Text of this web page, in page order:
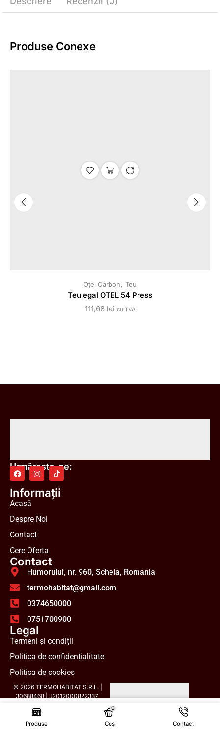
Produse Conexe
Oțel Carbon, Teu
Teu egal OTEL 54 Press
111,68 lei cu TVA
89,73
cu TVA Adaugă În Coș
Produse
0
Coș Contact
Urmărește-ne:
Informații
Acasă
Despre Noi
Contact
Cere Oferta
Contact
Humorului, nr. 960, Scheia, Romania
termohabitat@gmail.com
0374650000
0751700900
Legal
Termeni și condiții
Politica de confidențialitate
Politica de cookies
© 2026 TERMOHABITAT S.R.L. |
30688468 | J2012000822337